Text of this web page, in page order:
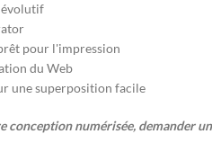
évolutif
pour l'impression
du Web
une superposition facile
conception numérisée, demander un